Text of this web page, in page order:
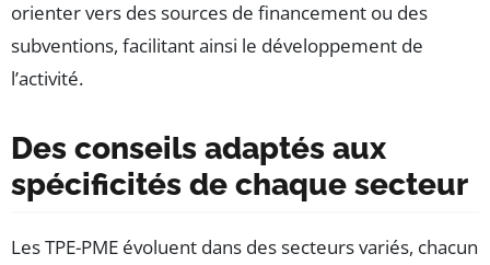
orienter vers des sources de financement ou des
subventions, facilitant ainsi le développement de
l’activité.
Des conseils adaptés aux
spécificités de chaque secteur
Les TPE-PME évoluent dans des secteurs variés, chacun